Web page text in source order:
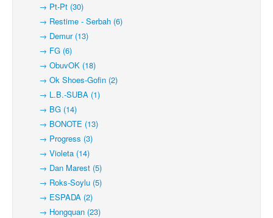
→ Pt-Pt (30)
→ Restime - Serbah (6)
→ Demur (13)
→ FG (6)
→ ObuvOK (18)
→ Ok Shoes-Gofin (2)
→ L.B.-SUBA (1)
→ BG (14)
→ BONOTE (13)
→ Progress (3)
→ Violeta (14)
→ Dan Marest (5)
→ Roks-Soylu (5)
→ ESPADA (2)
→ Hongquan (23)